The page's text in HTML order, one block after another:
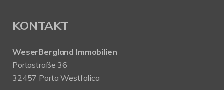
KONTAKT
WeserBergland Immobilien
Portastraße 36
32457 Porta Westfalica